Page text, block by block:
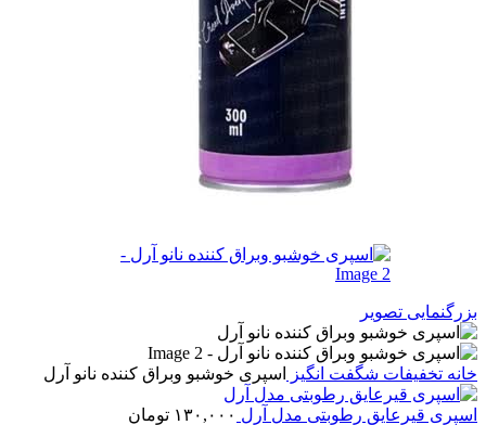
بزرگنمایی تصویر
خانه تخفیفات شگفت انگیز اسپری خوشبو وبراق کننده نانو آرل
اسپری قیرعایق رطوبتی مدل آرل ۱۳۰,۰۰۰ تومان